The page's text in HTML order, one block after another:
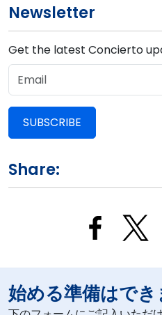
Newsletter
Get the latest Concierto
SUBSCRIBE
Share:
始める準備はでき